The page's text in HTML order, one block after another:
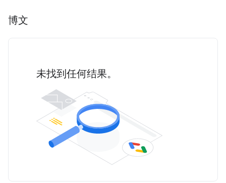
博文
未找到任何结果。